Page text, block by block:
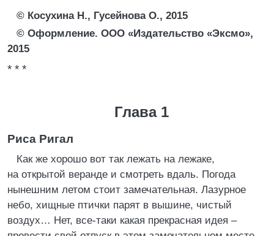
© Косухина Н., Гусейнова О., 2015
© Оформление. ООО «Издательство «Эксмо»,
2015
* * *
Глава 1
Риса Ригал
Как же хорошо вот так лежать на лежаке,
на открытой веранде и смотреть вдаль. Погода
нынешним летом стоит замечательная. Лазурное
небо, хищные птички парят в вышине, чистый
воздух… Нет, все-таки какая прекрасная идея –